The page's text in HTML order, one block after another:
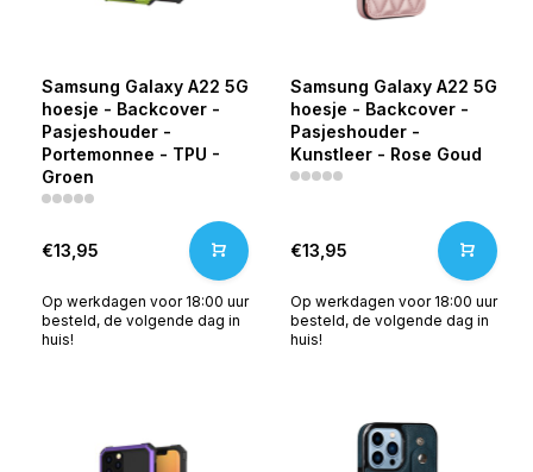
Samsung Galaxy A22 5G
hoesje - Backcover -
Pasjeshouder -
Portemonnee - TPU -
Groen
€13,95
Op werkdagen voor 18:00 uur
besteld, de volgende dag in
huis!
Samsung Galaxy A22 5G
hoesje - Backcover -
Pasjeshouder -
Kunstleer - Rose Goud
€13,95
Op werkdagen voor 18:00 uur
besteld, de volgende dag in
huis!